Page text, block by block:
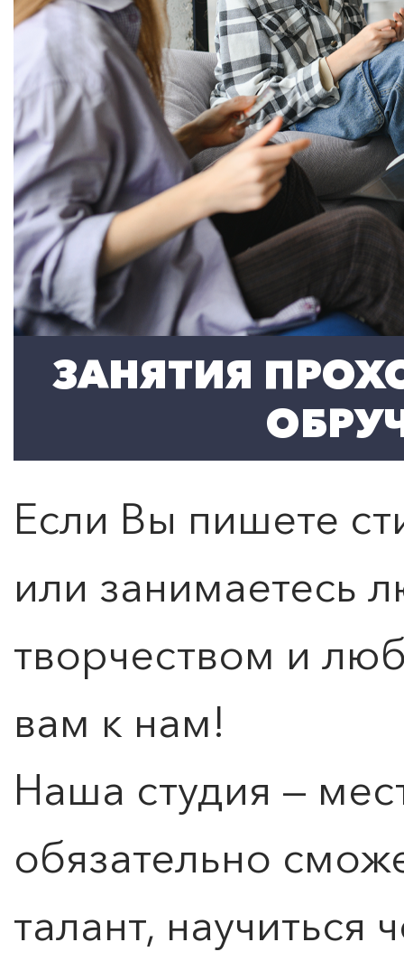
ЗАНЯТИЯ
Если Вы пишете
или занимаетесь
творчеством и
вам к нам!
Наша студия —
обязательно
талант, научиться